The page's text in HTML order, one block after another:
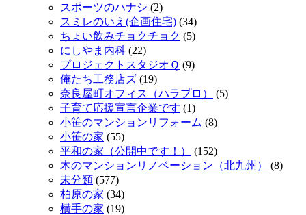
スポーツのハナシ (2)
スミレのいえ(企画住宅) (34)
ちょい飲みチョクチョク (5)
にしやま内科 (22)
プロジェクトスタジオＱ (9)
俺たち工務店ズ (19)
奈良屋町オフィス（ハラプロ）
(5)
子育て応援宣言企業です (1)
小笹のマンションリフォーム (8)
小笹の家 (55)
平和の家（公開中です！）
(152)
木のマンションリノベーション（北九州）
(8)
未分類 (577)
柏原の家 (34)
横手の家 (19)